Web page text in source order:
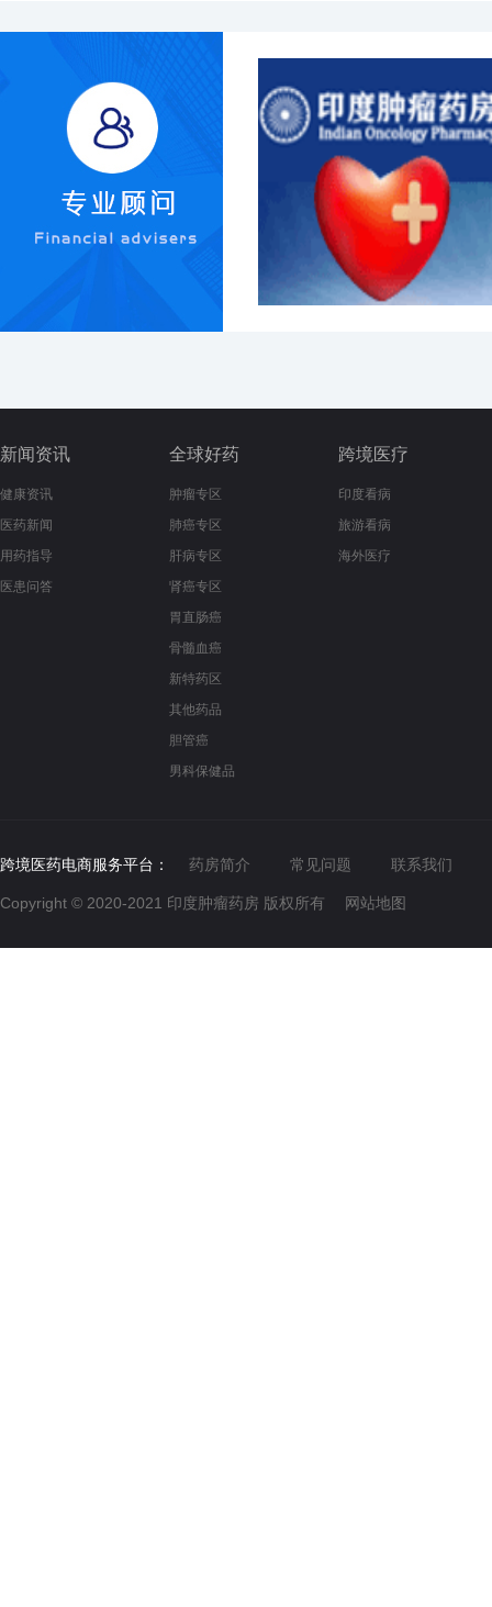
新闻资讯
健康资讯
医药新闻
用药指导
医患问答
全球好药
肿瘤专区
肺癌专区
肝病专区
肾癌专区
胃直肠癌
骨髓血癌
新特药区
其他药品
胆管癌
男科保健品
跨境医疗
印度看病
旅游看病
海外医疗
跨境医药电商服务平台： 药房简介 常见问题 联系我们
Copyright © 2020-2021 印度肿瘤药房 版权所有 网站地图